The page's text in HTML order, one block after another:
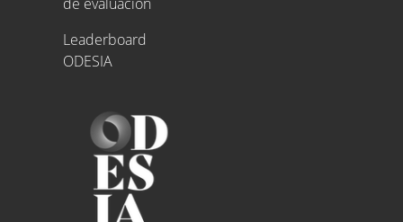
Leaderboard
ODESIA